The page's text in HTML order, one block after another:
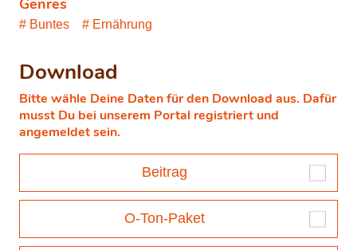
Genres
Buntes Ernährung
Download
Bitte wähle Deine Daten für den Download aus. Dafür
musst Du bei unserem Portal registriert und
angemeldet sein.
Beitrag
O-Ton-Paket